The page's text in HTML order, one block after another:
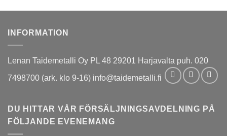
INFORMATION
Lenan Taidemetalli Oy PL 48 29201 Harjavalta puh. 020
7498700 (ark. klo 9-16) info@taidemetalli.fi
DU HITTAR VÅR FÖRSÄLJNINGSAVDELNING PÅ
FÖLJANDE EVENEMANG